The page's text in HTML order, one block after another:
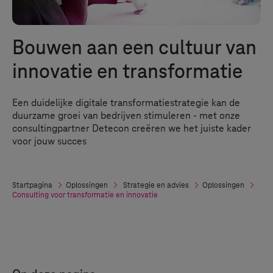
Bouwen aan een cultuur van
innovatie en transformatie
Een duidelijke digitale transformatiestrategie kan de
duurzame groei van bedrijven stimuleren - met onze
consultingpartner Detecon creëren we het juiste kader
voor jouw succes
Startpagina Oplossingen Strategie en advies
Oplossingen
Consulting voor transformatie en innovatie